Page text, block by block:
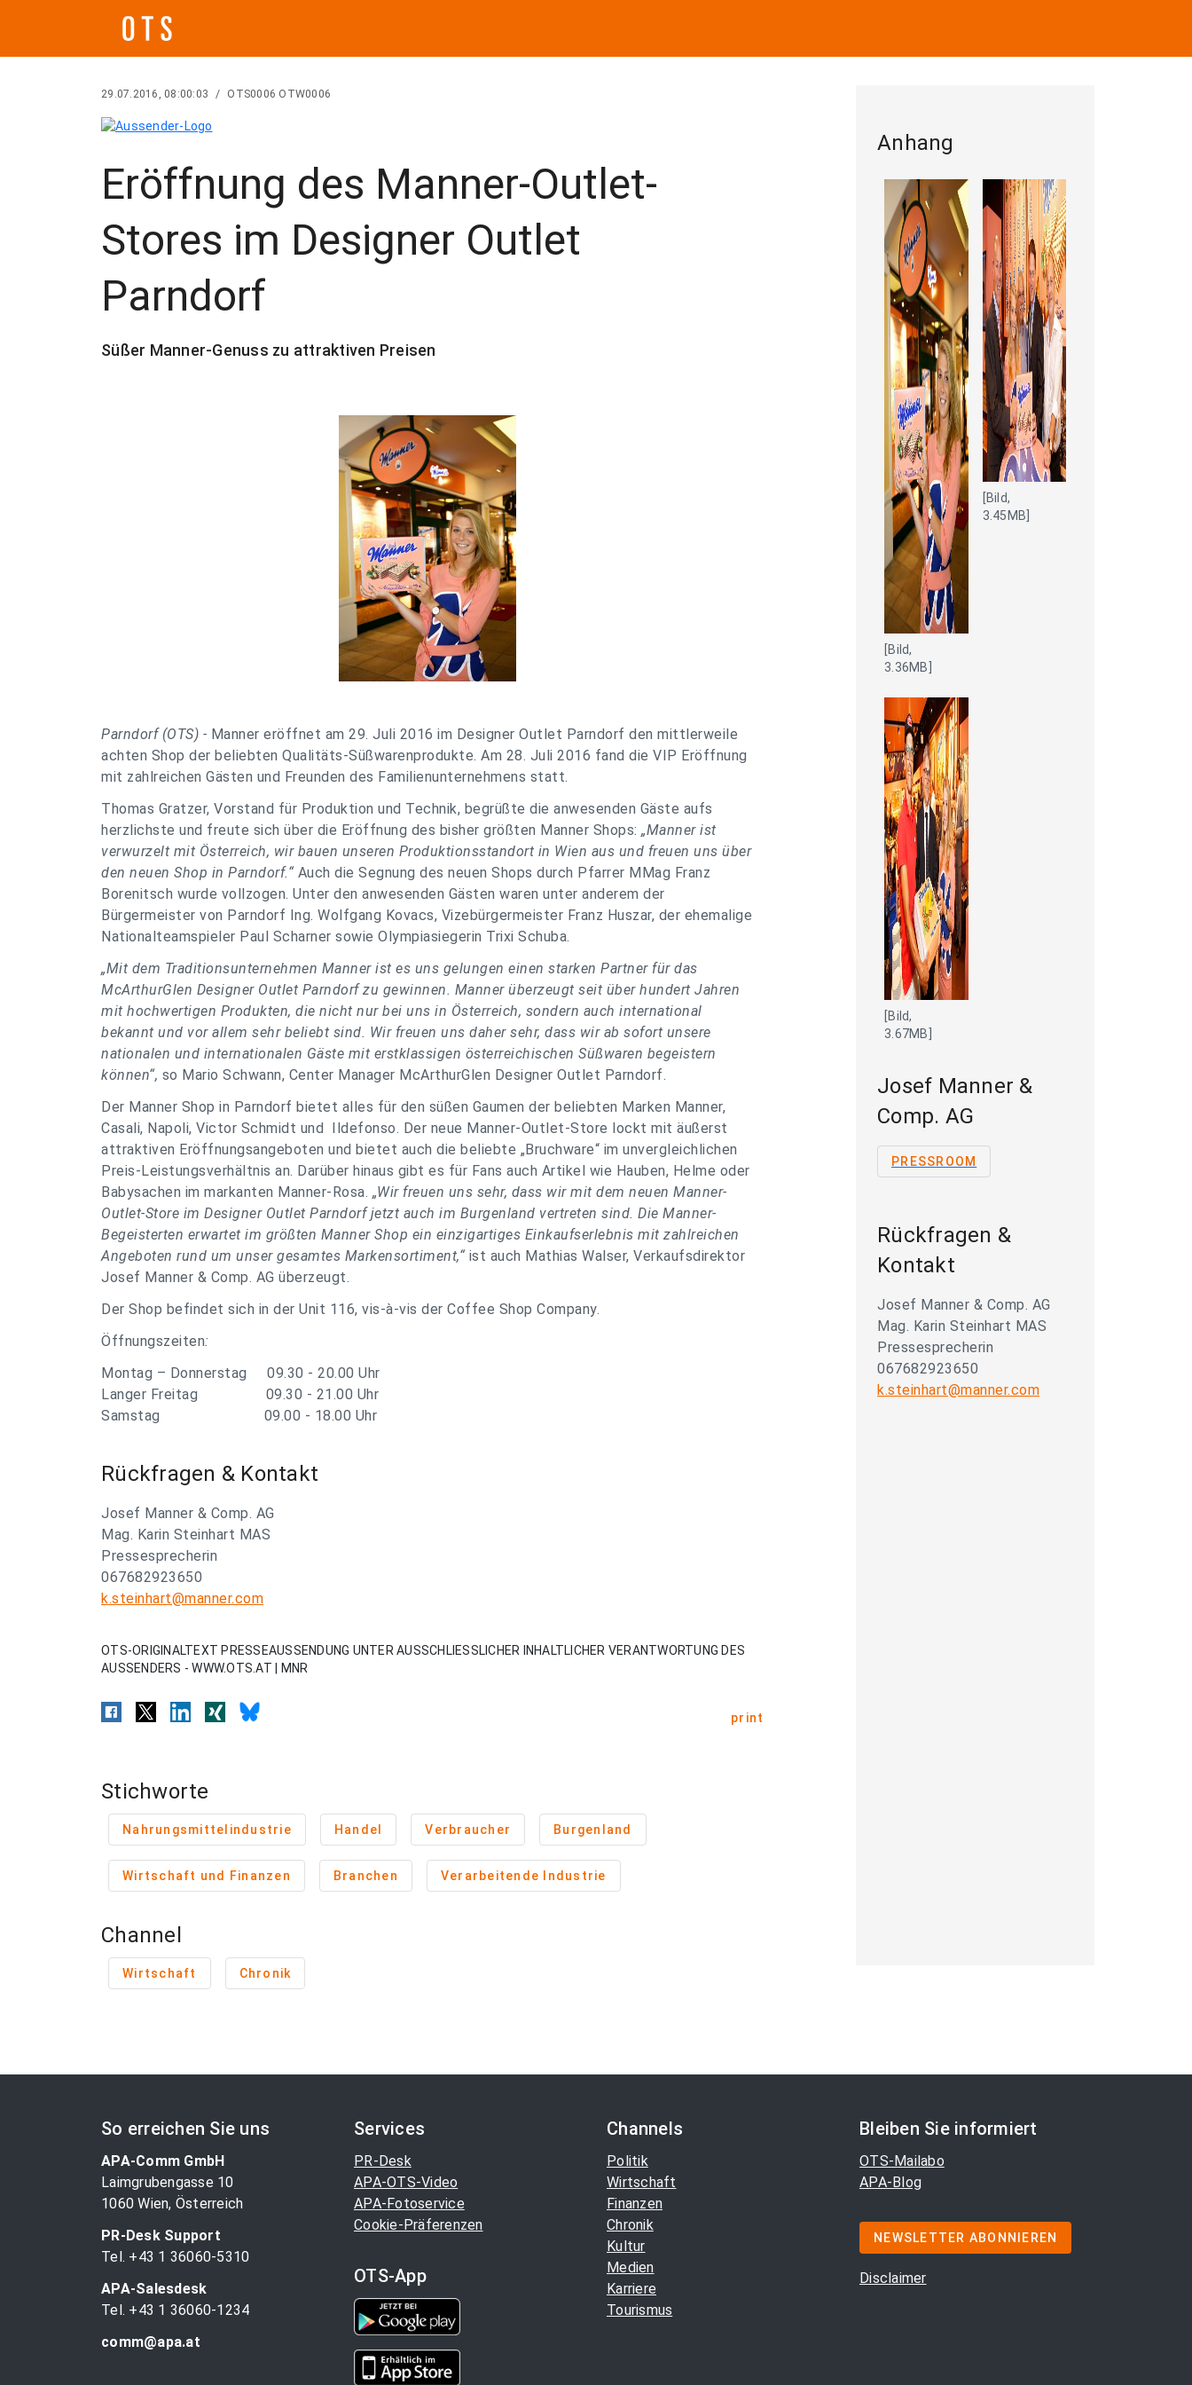
29.07.2016, 08:00:03 / OTS0006 OTW0006
Eröffnung des Manner-Outlet-
Stores im Designer Outlet
Parndorf
Süßer Manner-Genuss zu attraktiven Preisen
Parndorf (OTS) - Manner eröffnet am 29. Juli 2016 im Designer Outlet Parndorf den mittlerweile
achten Shop der beliebten Qualitäts-Süßwarenprodukte. Am 28. Juli 2016 fand die VIP Eröffnung
mit zahlreichen Gästen und Freunden des Familienunternehmens statt.
Thomas Gratzer, Vorstand für Produktion und Technik, begrüßte die anwesenden Gäste aufs
herzlichste und freute sich über die Eröffnung des bisher größten Manner Shops: „Manner ist
verwurzelt mit Österreich, wir bauen unseren Produktionsstandort in Wien aus und freuen uns über
den neuen Shop in Parndorf.“ Auch die Segnung des neuen Shops durch Pfarrer MMag Franz
Borenitsch wurde vollzogen. Unter den anwesenden Gästen waren unter anderem der
Bürgermeister von Parndorf Ing. Wolfgang Kovacs, Vizebürgermeister Franz Huszar, der ehemalige
Nationalteamspieler Paul Scharner sowie Olympiasiegerin Trixi Schuba.
„Mit dem Traditionsunternehmen Manner ist es uns gelungen einen starken Partner für das
McArthurGlen Designer Outlet Parndorf zu gewinnen. Manner überzeugt seit über hundert Jahren
mit hochwertigen Produkten, die nicht nur bei uns in Österreich, sondern auch international
bekannt und vor allem sehr beliebt sind. Wir freuen uns daher sehr, dass wir ab sofort unsere
nationalen und internationalen Gäste mit erstklassigen österreichischen Süßwaren begeistern
können“, so Mario Schwann, Center Manager McArthurGlen Designer Outlet Parndorf.
Der Manner Shop in Parndorf bietet alles für den süßen Gaumen der beliebten Marken Manner,
Casali, Napoli, Victor Schmidt und Ildefonso. Der neue Manner-Outlet-Store lockt mit äußerst
attraktiven Eröffnungsangeboten und bietet auch die beliebte „Bruchware“ im unvergleichlichen
Preis-Leistungsverhältnis an. Darüber hinaus gibt es für Fans auch Artikel wie Hauben, Helme oder
Babysachen im markanten Manner-Rosa. „Wir freuen uns sehr, dass wir mit dem neuen Manner-
Outlet-Store im Designer Outlet Parndorf jetzt auch im Burgenland vertreten sind. Die Manner-
Begeisterten erwartet im größten Manner Shop ein einzigartiges Einkaufserlebnis mit zahlreichen
Angeboten rund um unser gesamtes Markensortiment,“ ist auch Mathias Walser, Verkaufsdirektor
Josef Manner & Comp. AG überzeugt.
Der Shop befindet sich in der Unit 116, vis-à-vis der Coffee Shop Company.
Öffnungszeiten:
Montag – Donnerstag 09.30 - 20.00 Uhr
Langer Freitag 09.30 - 21.00 Uhr
Samstag 09.00 - 18.00 Uhr
Rückfragen & Kontakt
Josef Manner & Comp. AG
Mag. Karin Steinhart MAS
Pressesprecherin
067682923650
k.steinhart@manner.com
OTS-ORIGINALTEXT PRESSEAUSSENDUNG UNTER AUSSCHLIESSLICHER INHALTLICHER VERANTWORTUNG DES
AUSSENDERS - WWW.OTS.AT | MNR
print
Stichworte
Nahrungsmittelindustrie Handel Verbraucher Burgenland
Wirtschaft und Finanzen Branchen Verarbeitende Industrie
Channel
Wirtschaft Chronik
Anhang
[Bild,
3.36MB]
[Bild,
3.45MB]
[Bild,
3.67MB]
Josef Manner &
Comp. AG
PRESSROOM
Rückfragen &
Kontakt
Josef Manner & Comp. AG
Mag. Karin Steinhart MAS
Pressesprecherin
067682923650
k.steinhart@manner.com
So erreichen Sie uns
APA-Comm GmbH
Laimgrubengasse 10
1060 Wien, Österreich
PR-Desk Support
Tel. +43 1 36060-5310
APA-Salesdesk
Tel. +43 1 36060-1234
comm@apa.at
Services
PR-Desk
APA-OTS-Video
APA-Fotoservice
Cookie-Präferenzen
OTS-App
Channels
Politik
Wirtschaft
Finanzen
Chronik
Kultur
Medien
Karriere
Tourismus
Bleiben Sie informiert
OTS-Mailabo
APA-Blog
NEWSLETTER ABONNIEREN
Disclaimer